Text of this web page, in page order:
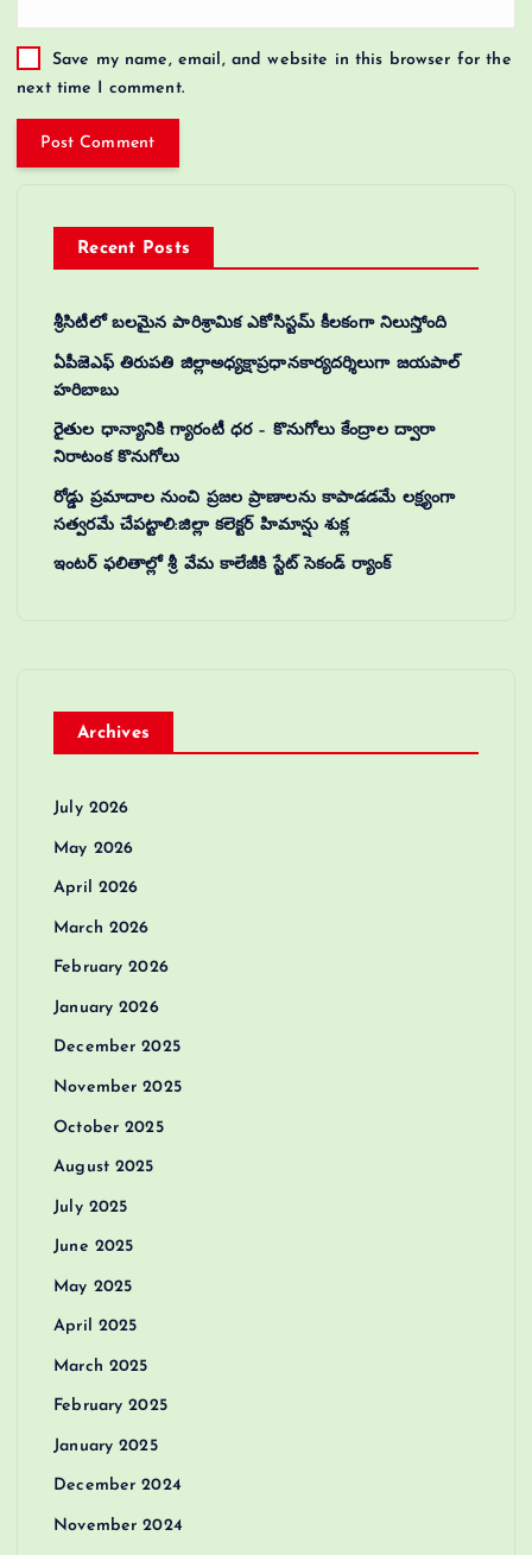
Save my name, email, and website in this browser for the
next time I comment.
Recent Posts
శ్రీసిటీలో బలమైన పారిశ్రామిక ఎకోసిస్టమ్ కీలకంగా నిలుస్తోంది
ఏపీజెఎఫ్ తిరుపతి జిల్లాఅధ్యక్షాప్రధానకార్యదర్శిలుగా జయపాల్
హరిబాబు
రైతుల ధాన్యానికి గ్యారంటీ ధర – కొనుగోలు కేంద్రాల ద్వారా
నిరాటంక కొనుగోలు
రోడ్డు ప్రమాదాల నుంచి ప్రజల ప్రాణాలను కాపాడడమే లక్ష్యంగా
సత్వరమే చేపట్టాలి:జిల్లా కలెక్టర్‌ హిమాన్షు శుక్ల
ఇంటర్ ఫలితాల్లో శ్రీ వేమ కాలేజీకి స్టేట్ సెకండ్ ర్యాంక్
Archives
July 2026
May 2026
April 2026
March 2026
February 2026
January 2026
December 2025
November 2025
October 2025
August 2025
July 2025
June 2025
May 2025
April 2025
March 2025
February 2025
January 2025
December 2024
November 2024